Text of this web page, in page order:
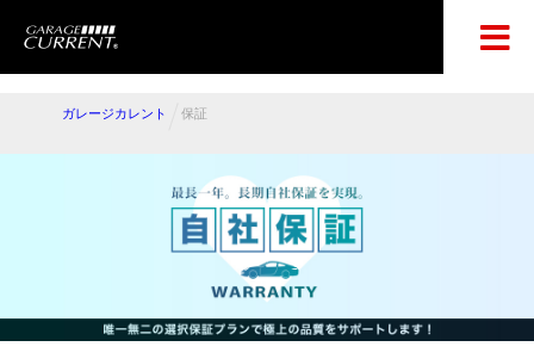
ガレージカレント 保証